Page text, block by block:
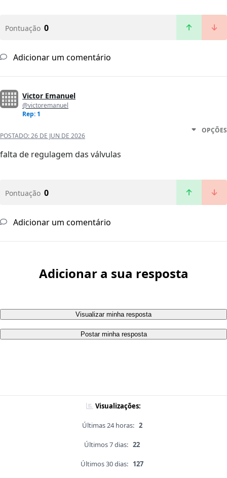
Pontuação 0
Adicionar um comentário
Victor Emanuel
@victoremanuel
Rep: 1
POSTADO:26 DE JUN DE 2026
OPÇÕES
falta de regulagem das válvulas
Pontuação 0
Adicionar um comentário
Adicionar a sua resposta
Visualizar minha resposta
Postar minha resposta
Visualizações:
Últimas 24 horas: 2
Últimos 7 dias: 22
Últimos 30 dias: 127